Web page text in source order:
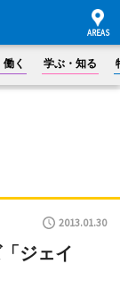
く 学ぶ・知る
2013.01.30
ジェイ